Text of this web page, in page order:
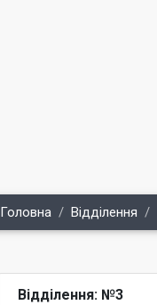
Головна Відділення
Відділення: №3